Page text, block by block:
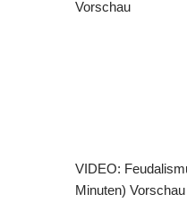
Vorschau
VIDEO:
Minuten) Vorschau